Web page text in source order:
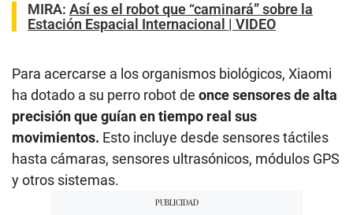
MIRA: Así es el robot que “caminará” sobre la
Estación Espacial Internacional | VIDEO
Para acercarse a los organismos biológicos, Xiaomi
ha dotado a su perro robot de once sensores de alta
precisión que guían en tiempo real sus
movimientos. Esto incluye desde sensores táctiles
hasta cámaras, sensores ultrasónicos, módulos GPS
y otros sistemas.